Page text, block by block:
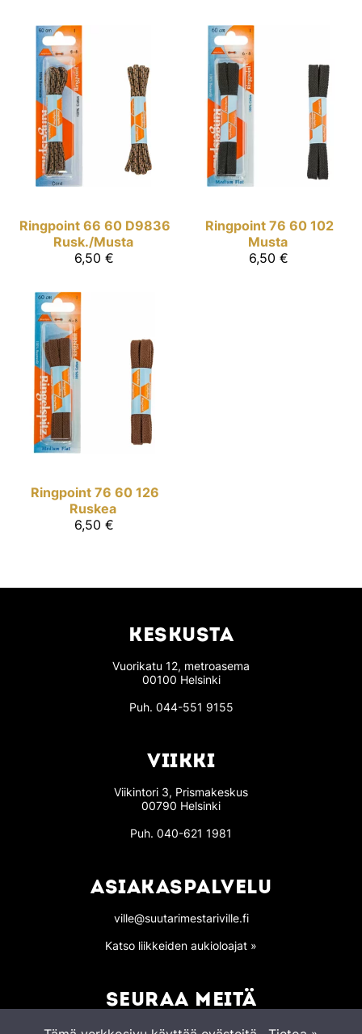
Ringpoint 66 60 D9836
Rusk./Musta
6,50 €
Ringpoint 76 60 102
Musta
6,50 €
Ringpoint 76 60 126
Ruskea
6,50 €
KESKUSTA
Vuorikatu 12, metroasema
00100 Helsinki
Puh. 044-551 9155
VIIKKI
Viikintori 3, Prismakeskus
00790 Helsinki
Puh. 040-621 1981
ASIAKASPALVELU
ville@suutarimestariville.fi
Katso liikkeiden aukioloajat »
SEURAA MEITÄ